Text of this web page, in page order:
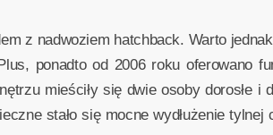
z nadwoziem hatchback. Warto
ponadto od 2006 roku oferowano
mieściły się dwie osoby dorosłe
stało się mocne wydłużenie